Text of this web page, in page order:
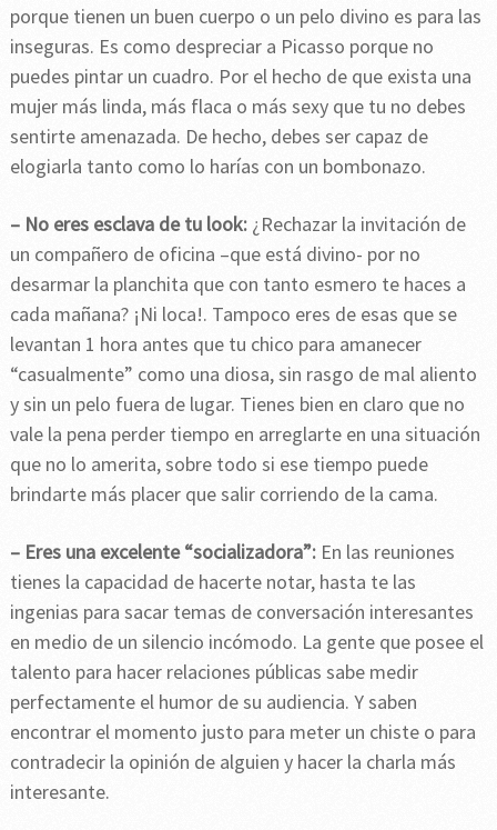
porque tienen un buen cuerpo o un pelo divino es para las
inseguras. Es como despreciar a Picasso porque no
puedes pintar un cuadro. Por el hecho de que exista una
mujer más linda, más flaca o más sexy que tu no debes
sentirte amenazada. De hecho, debes ser capaz de
elogiarla tanto como lo harías con un bombonazo.
– No eres esclava de tu look: ¿Rechazar la invitación de
un compañero de oficina –que está divino- por no
desarmar la planchita que con tanto esmero te haces a
cada mañana? ¡Ni loca!. Tampoco eres de esas que se
levantan 1 hora antes que tu chico para amanecer
“casualmente” como una diosa, sin rasgo de mal aliento
y sin un pelo fuera de lugar. Tienes bien en claro que no
vale la pena perder tiempo en arreglarte en una situación
que no lo amerita, sobre todo si ese tiempo puede
brindarte más placer que salir corriendo de la cama.
– Eres una excelente “socializadora”:En las reuniones
tienes la capacidad de hacerte notar, hasta te las
ingenias para sacar temas de conversación interesantes
en medio de un silencio incómodo. La gente que posee el
talento para hacer relaciones públicas sabe medir
perfectamente el humor de su audiencia. Y saben
encontrar el momento justo para meter un chiste o para
contradecir la opinión de alguien y hacer la charla más
interesante.